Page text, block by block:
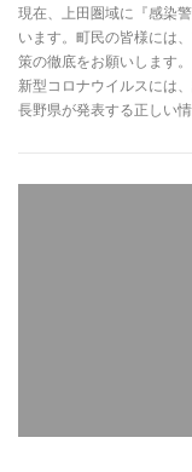
現在、上田圏域に『感染
います。町民の皆様には
策の徹底をお願いします。
新型コロナウイルスには
長野県が発表する正しい